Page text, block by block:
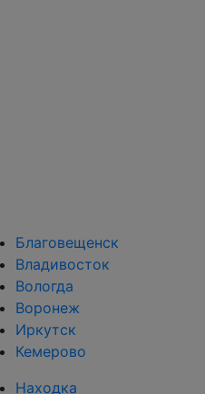
Благовещенск
Владивосток
Вологда
Воронеж
Иркутск
Кемерово
Находка